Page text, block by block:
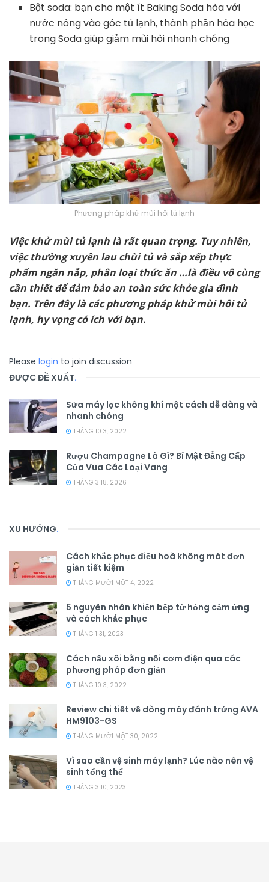
Bột soda: bạn cho một ít Baking Soda hòa với
nước nóng vào góc tủ lạnh, thành phần hóa học
trong Soda giúp giảm mùi hôi nhanh chóng
Phương pháp khử mùi hôi tủ lạnh
Việc khử mùi tủ lạnh là rất quan trọng. Tuy nhiên,
việc thường xuyên lau chùi tủ và sắp xếp thực
phẩm ngăn nắp, phân loại thức ăn …là điều vô cùng
cần thiết để đảm bảo an toàn sức khỏe gia đình
bạn. Trên đây là các phương pháp khử mùi hôi tủ
lạnh, hy vọng có ích với bạn.
Please login to join discussion
ĐƯỢC ĐỀ XUẤT.
Sửa máy lọc không khí một cách dễ dàng và
nhanh chóng
THÁNG 10 3, 2022
Rượu Champagne Là Gì? Bí Mật Đẳng Cấp
Của Vua Các Loại Vang
THÁNG 3 18, 2026
XU HƯỚNG.
Cách khắc phục điều hoà không mát đơn
giản tiết kiệm
THÁNG MƯỜI MỘT 4, 2022
5 nguyên nhân khiến bếp từ hỏng cảm ứng
và cách khắc phục
THÁNG 1 31, 2023
Cách nấu xôi bằng nồi cơm điện qua các
phương pháp đơn giản
THÁNG 10 3, 2022
Review chi tiết về dòng máy đánh trứng AVA
HM9103-GS
THÁNG MƯỜI MỘT 30, 2022
Vì sao cần vệ sinh máy lạnh? Lúc nào nên vệ
sinh tổng thể
THÁNG 3 10, 2023